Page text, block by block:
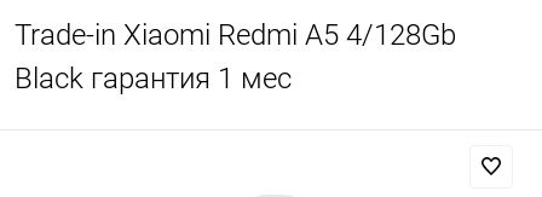
Trade-in Xiaomi Redmi A5 4/128Gb
Black гарантия 1 мес
Сегодня